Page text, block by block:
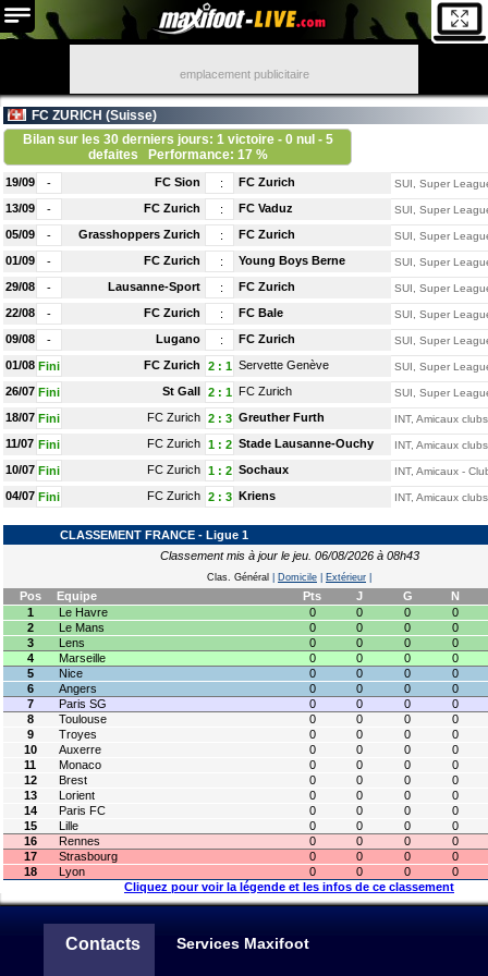
emplacement publicitaire
FC ZURICH (Suisse)
Bilan sur les 30 derniers jours: 1 victoire - 0 nul - 5
defaites
Performance: 17 %
19/09 - FC Sion : FC Zurich SUI, Super
13/09 - FC Zurich : FC Vaduz SUI, Super
05/09 - Grasshoppers Zurich : FC Zurich SUI, Super
01/09 - FC Zurich : Young Boys Berne SUI, Super
29/08 - Lausanne-Sport : FC Zurich SUI, Super
22/08 - FC Zurich : FC Bale SUI, Super
09/08 - Lugano : FC Zurich SUI, Super
01/08 Fini FC Zurich 2: 1 Servette Genève SUI, Super
26/07 Fini St Gall 2: 1 FC Zurich SUI, Super
18/07 Fini FC Zurich 2: 3 Greuther Furth INT, Amicaux clubs
11/07 Fini FC Zurich 1: 2 Stade Lausanne-Ouchy INT, Amicaux clubs
10/07 Fini FC Zurich 1: 2 Sochaux INT, Amicaux -
04/07 Fini FC Zurich 2: 3 Kriens INT, Amicaux clubs
CLASSEMENT FRANCE - Ligue 1
Classement mis à jour le jeu. 06/08/2026 à 08h43
Clas. Général Domicile Extérieur
Pos Equipe Pts J G
N
1
Le Havre 0 0 0
0
2
Le Mans 0 0 0
0
3
Lens 0 0 0
0
4
Marseille 0 0 0
0
5
Nice 0 0 0
0
6
Angers 0 0 0
0
7
Paris SG 0 0 0
0
8
Toulouse 0 0 0
0
9
Troyes 0 0 0
0
10
Auxerre 0 0 0
0
11
Monaco 0 0 0
0
12
Brest 0 0 0
0
13
Lorient 0 0 0
0
14
Paris FC 0 0 0
0
15
Lille 0 0 0
0
16
Rennes 0 0 0
0
17
Strasbourg 0 0 0
0
18
Lyon 0 0 0
0
Cliquez pour voir la légende et les infos de ce classement
Contacts Services Maxifoot